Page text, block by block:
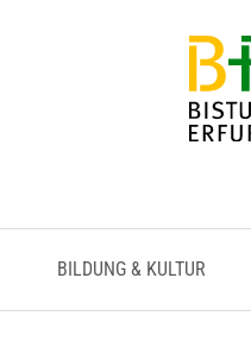
BILDUNG & KULTUR